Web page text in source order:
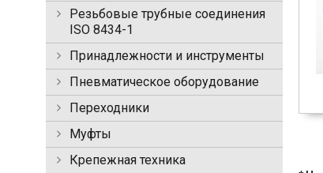
Резьбовые трубные соединения
ISO 8434-1
Принадлежности и инструменты
Пневматическое оборудование
Переходники
Муфты
Крепежная техника